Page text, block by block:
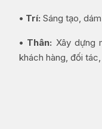
• Trí: Sáng tạo,
• Thân: Xây dựng
khách hàng, đối